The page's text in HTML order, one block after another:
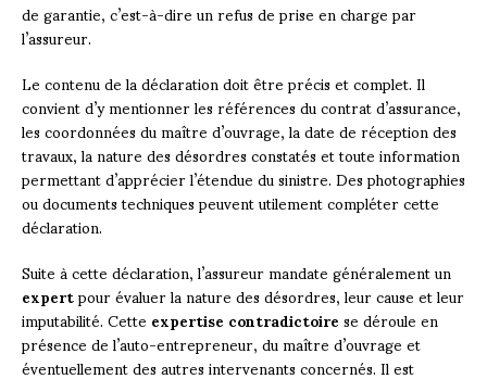
de garantie, c’est-à-dire un refus de prise en charge par
l’assureur.
Le contenu de la déclaration doit être précis et complet. Il
convient d’y mentionner les références du contrat d’assurance,
les coordonnées du maître d’ouvrage, la date de réception des
travaux, la nature des désordres constatés et toute information
permettant d’apprécier l’étendue du sinistre. Des photographies
ou documents techniques peuvent utilement compléter cette
déclaration.
Suite à cette déclaration, l’assureur mandate généralement un
expertpour évaluer la nature des désordres, leur cause et leur
imputabilité. Cetteexpertise contradictoirese déroule en
présence de l’auto-entrepreneur, du maître d’ouvrage et
éventuellement des autres intervenants concernés. Il est